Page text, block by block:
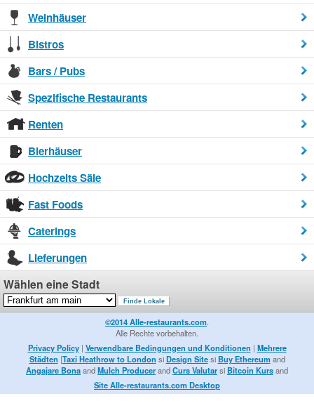
Weinhäuser
Bistros
Bars / Pubs
Spezifische Restaurants
Renten
Bierhäuser
Hochzeits Säle
Fast Foods
Caterings
Lieferungen
Wählen eine Stadt
©2014 Alle-restaurants.com
Alle Rechte vorbehalten.
Privacy Policy| Verwendbare Bedingungen und Konditionen | Mehrere
Städten |Taxi Heathrow to London siDesign Sitesi Buy Ethereumand
Angajare BonaandMulch ProducerandCurs Valutarsi Bitcoin Kursand
Site Alle-restaurants.com Desktop